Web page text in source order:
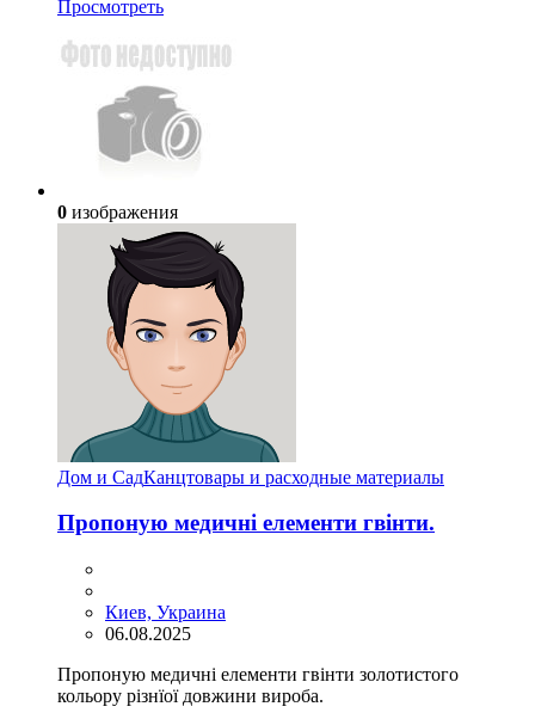
Просмотреть
0 изображения
Дом и СадКанцтовары и расходные материалы
Пропоную медичні елементи гвінти.
Киев, Украина
06.08.2025
Пропоную медичні елементи гвінти золотистого
кольору різнїої довжини вироба.